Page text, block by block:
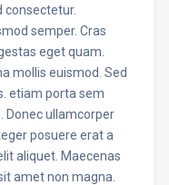
consectetur.
semper. Cras
eget quam.
mollis euismod. Sed
etiam porta sem
Donec ullamcorper
posuere erat a
aliquet. Maecenas
amet non magna.